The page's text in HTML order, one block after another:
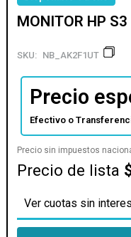
MONITOR HP S3
SKU: NB_AK2F1UT
Precio
Efectivo o
Precio sin impuestos
Precio de lista
Ver cuotas sin